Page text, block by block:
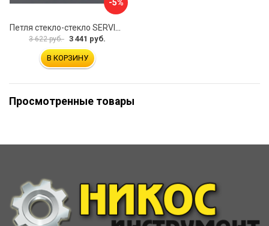
-5%
3 622 руб. 3 441 руб.
В КОРЗИНУ
Просмотренные товары